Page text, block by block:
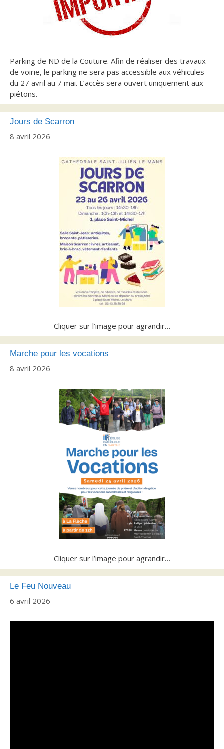
Parking de ND de la Couture. Afin de réaliser des travaux
de voirie, le parking ne sera pas accessible aux véhicules
du 27 avril au 7 mai. L’accès sera ouvert uniquement aux
piétons.
Jours de Scarron
8 avril 2026
Cliquer sur l’image pour agrandir…
Marche pour les vocations
8 avril 2026
Cliquer sur l’image pour agrandir…
Le Feu Nouveau
6 avril 2026